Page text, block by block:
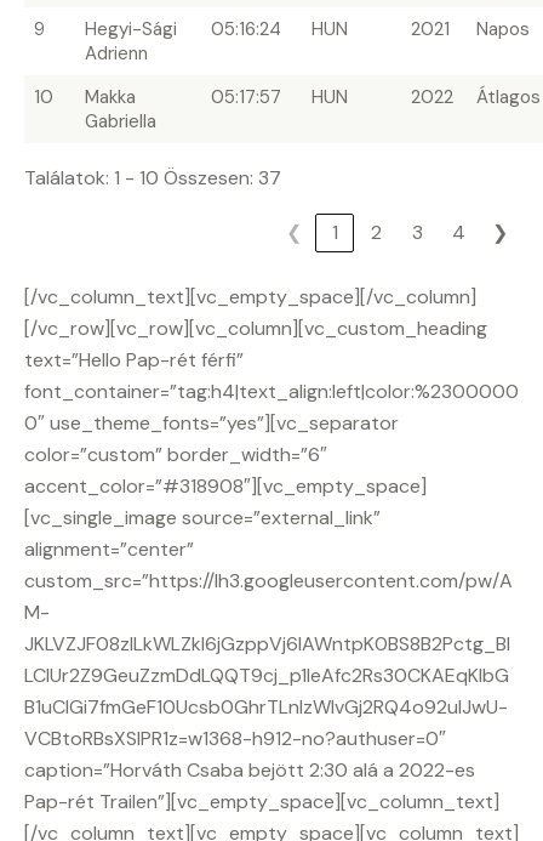
9
Hegyi-Sági
Adrienn
05:16:24 HUN 2021 Napos
10
Makka
Gabriella
05:17:57 HUN 2022 Átlagos
Találatok: 1 - 10 Összesen: 37
❮ 1 2 3 4 ❯
[/vc_column_text][vc_empty_space][/vc_column]
[/vc_row][vc_row][vc_column][vc_custom_heading
text=”Hello Pap-rét férfi”
font_container=”tag:h4|text_align:left|color:%2300000
0″ use_theme_fonts=”yes”][vc_separator
color=”custom” border_width=”6″
accent_color=”#318908″][vc_empty_space]
[vc_single_image source=”external_link”
alignment=”center”
custom_src=”https://lh3.googleusercontent.com/pw/A
M-
JKLVZJF08zILkWLZkl6jGzppVj6lAWntpK0BS8B2Pctg_Bl
LClUr2Z9GeuZzmDdLQQT9cj_p1IeAfc2Rs30CKAEqKlbG
B1uClGi7fmGeF10Ucsb0GhrTLnlzWlvGj2RQ4o92ulJwU-
VCBtoRBsXSlPR1z=w1368-h912-no?authuser=0″
caption=”Horváth Csaba bejött 2:30 alá a 2022-es
Pap-rét Trailen”][vc_empty_space][vc_column_text]
[/vc_column_text][vc_empty_space][vc_column_text]